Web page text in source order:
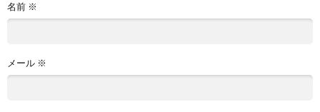
名前 ※
メール ※